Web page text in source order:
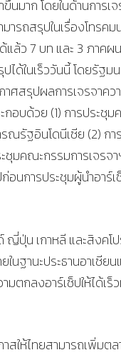
มาก โดยในด้านการเจ
รถสรุปในเรื่องโทรคม
แล้ว 7 บท และ 3 ภาคผ
ด้ในเร็ววันนี้ โดยรัฐม
าศสรุปผลการเจรจาคว
อบด้วย (1) การประชุ
ณรัฐอินโดนีเซีย (2) การ
ชุมคณะกรรมการเจรจ
นการประชุมผู้นำอาร์เ
ญี่ปุ่น เกาหลี และสิงคโ
นฐานะประธานอาเซียน
มตกลงอาร์เซ็ปให้ได้เร็
สให้ไทยสามารถเพิ่มต